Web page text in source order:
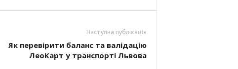
Наступна публікація
Як перевірити баланс та валідацію
ЛеоКарт у транспорті Львова